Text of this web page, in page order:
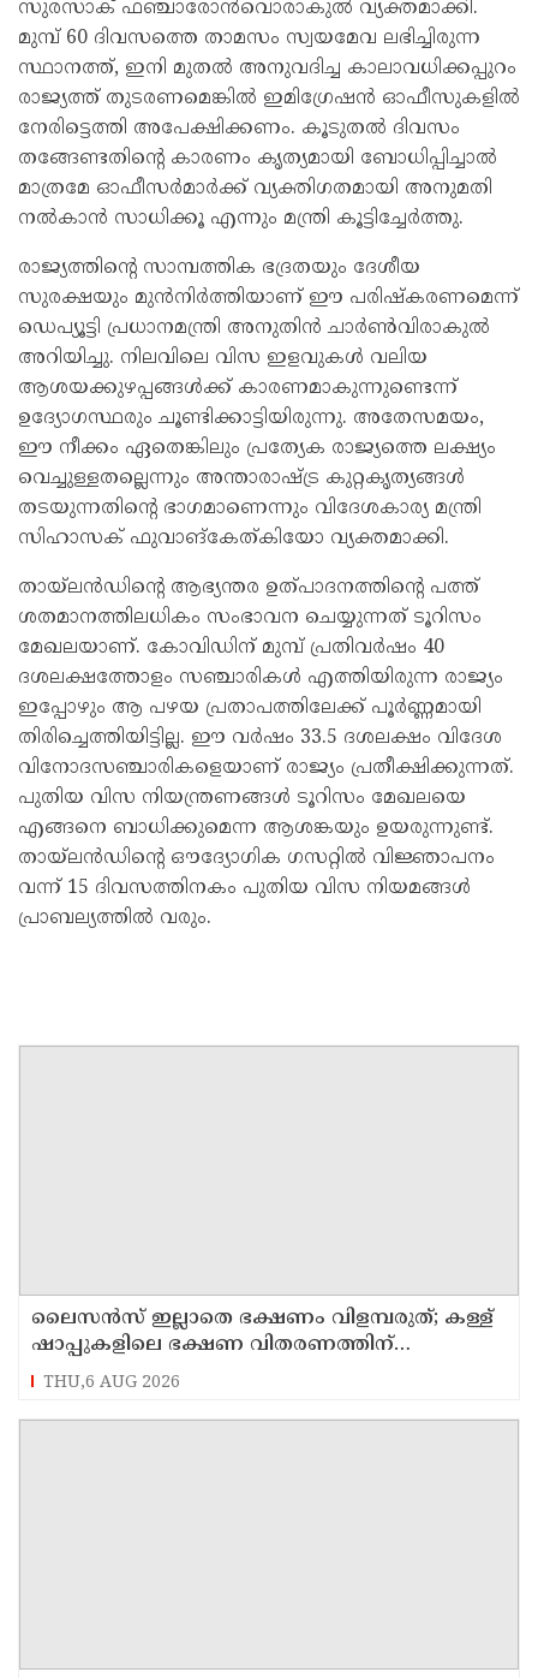
സുരസാക് ഫഞ്ചാരോൻവൊരാകുൽ വ്യക്തമാക്കി.
മുമ്പ് 60 ദിവസത്തെ താമസം സ്വയമേവ ലഭിച്ചിരുന്ന
സ്ഥാനത്ത്, ഇനി മുതൽ അനുവദിച്ച കാലാവധിക്കപ്പുറം
രാജ്യത്ത് തുടരണമെങ്കിൽ ഇമിഗ്രേഷൻ ഓഫീസുകളിൽ
നേരിട്ടെത്തി അപേക്ഷിക്കണം. കൂടുതൽ ദിവസം
തങ്ങേണ്ടതിന്റെ കാരണം കൃത്യമായി ബോധിപ്പിച്ചാൽ
മാത്രമേ ഓഫീസർമാർക്ക് വ്യക്തിഗതമായി അനുമതി
നൽകാൻ സാധിക്കൂ എന്നും മന്ത്രി കൂട്ടിച്ചേർത്തു.
രാജ്യത്തിന്റെ സാമ്പത്തിക ഭദ്രതയും ദേശീയ
സുരക്ഷയും മുൻനിർത്തിയാണ് ഈ പരിഷ്കരണമെന്ന്
ഡെപ്യൂട്ടി പ്രധാനമന്ത്രി അനുതിൻ ചാർൺവിരാകുൽ
അറിയിച്ചു. നിലവിലെ വിസ ഇളവുകൾ വലിയ
ആശയക്കുഴപ്പങ്ങൾക്ക് കാരണമാകുന്നുണ്ടെന്ന്
ഉദ്യോഗസ്ഥരും ചൂണ്ടിക്കാട്ടിയിരുന്നു. അതേസമയം,
ഈ നീക്കം ഏതെങ്കിലും പ്രത്യേക രാജ്യത്തെ ലക്ഷ്യം
വെച്ചുള്ളതല്ലെന്നും അന്താരാഷ്ട്ര കുറ്റകൃത്യങ്ങൾ
തടയുന്നതിന്റെ ഭാഗമാണെന്നും വിദേശകാര്യ മന്ത്രി
സിഹാസക് ഫുവാങ്‌കേത്‌കിയോ വ്യക്തമാക്കി.
തായ്‌ലൻഡിന്റെ ആഭ്യന്തര ഉത്പാദനത്തിന്റെ പത്ത്
ശതമാനത്തിലധികം സംഭാവന ചെയ്യുന്നത് ടൂറിസം
മേഖലയാണ്. കോവിഡിന് മുമ്പ് പ്രതിവർഷം 40
ദശലക്ഷത്തോളം സഞ്ചാരികൾ എത്തിയിരുന്ന രാജ്യം
ഇപ്പോഴും ആ പഴയ പ്രതാപത്തിലേക്ക് പൂർണ്ണമായി
തിരിച്ചെത്തിയിട്ടില്ല. ഈ വർഷം 33.5 ദശലക്ഷം വിദേശ
വിനോദസഞ്ചാരികളെയാണ് രാജ്യം പ്രതീക്ഷിക്കുന്നത്.
പുതിയ വിസ നിയന്ത്രണങ്ങൾ ടൂറിസം മേഖലയെ
എങ്ങനെ ബാധിക്കുമെന്ന ആശങ്കയും ഉയരുന്നുണ്ട്.
തായ്‌ലൻഡിന്റെ ഔദ്യോഗിക ഗസറ്റിൽ വിജ്ഞാപനം
വന്ന് 15 ദിവസത്തിനകം പുതിയ വിസ നിയമങ്ങൾ
പ്രാബല്യത്തിൽ വരും.
ലൈസന്‍സ് ഇല്ലാതെ ഭക്ഷണം വിളമ്പരുത്; കള്ള്
ഷാപ്പുകളിലെ ഭക്ഷണ വിതരണത്തിന്
ഭക്ഷ്യസുരക്ഷാ ലൈസന്‍സ് കര്‍ശനമാക്കി
എക്‌സൈസ്
THU,6 AUG 2026